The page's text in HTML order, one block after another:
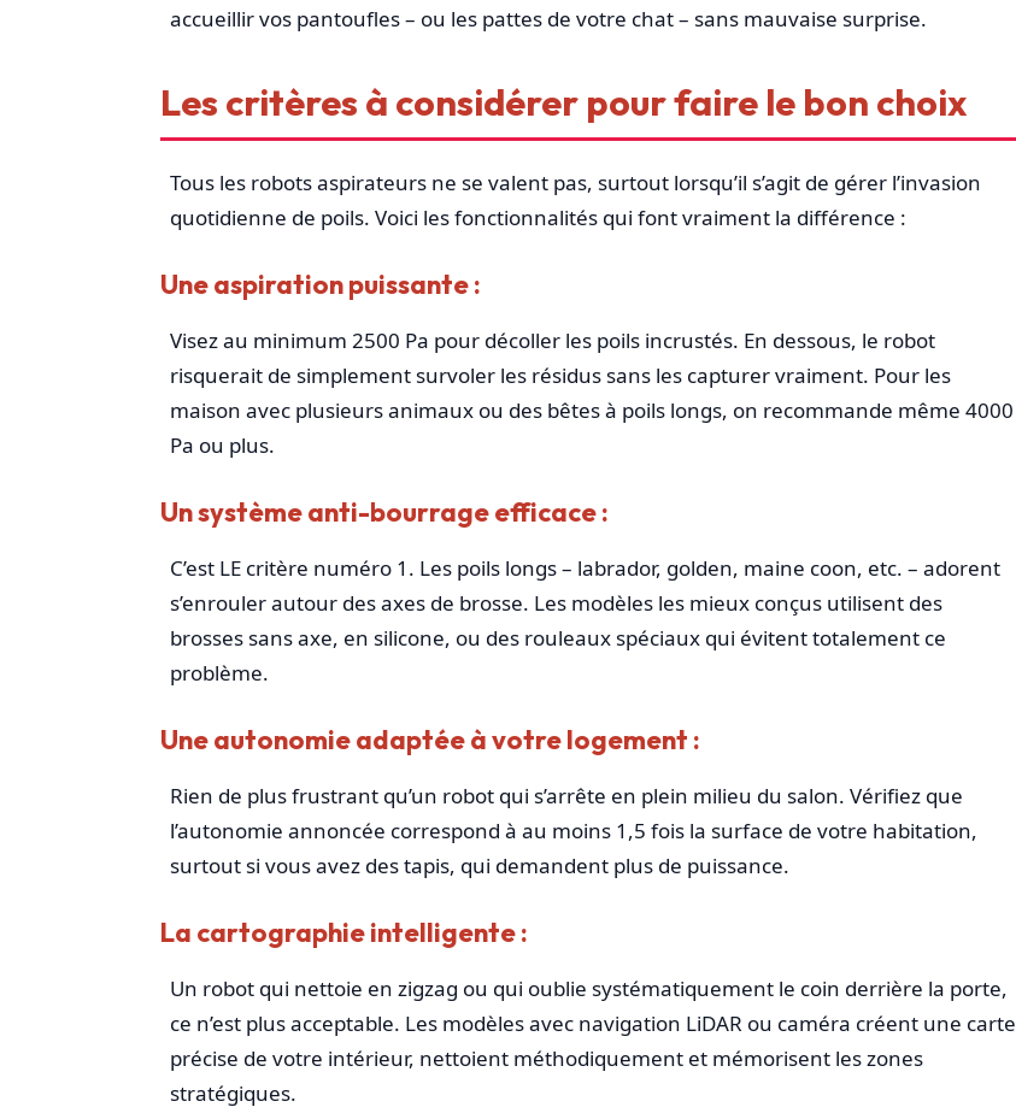
accueillir vos pantoufles – ou les pattes de votre chat – sans mauvaise surprise.
Les critères à considérer pour faire le bon choix
Tous les robots aspirateurs ne se valent pas, surtout lorsqu’il s’agit de gérer l’invasion
quotidienne de poils. Voici les fonctionnalités qui font vraiment la différence :
Une aspiration puissante :
Visez au minimum 2500 Pa pour décoller les poils incrustés. En dessous, le robot
risquerait de simplement survoler les résidus sans les capturer vraiment. Pour les
maison avec plusieurs animaux ou des bêtes à poils longs, on recommande même 4000
Pa ou plus.
Un système anti-bourrage efficace :
C’est LE critère numéro 1. Les poils longs – labrador, golden, maine coon, etc. – adorent
s’enrouler autour des axes de brosse. Les modèles les mieux conçus utilisent des
brosses sans axe, en silicone, ou des rouleaux spéciaux qui évitent totalement ce
problème.
Une autonomie adaptée à votre logement :
Rien de plus frustrant qu’un robot qui s’arrête en plein milieu du salon. Vérifiez que
l’autonomie annoncée correspond à au moins 1,5 fois la surface de votre habitation,
surtout si vous avez des tapis, qui demandent plus de puissance.
La cartographie intelligente :
Un robot qui nettoie en zigzag ou qui oublie systématiquement le coin derrière la porte,
ce n’est plus acceptable. Les modèles avec navigation LiDAR ou caméra créent une carte
précise de votre intérieur, nettoient méthodiquement et mémorisent les zones
stratégiques.